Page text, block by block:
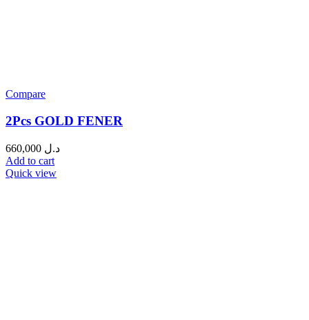
Compare
2Pcs GOLD FENER
د.ل
Add to cart
Quick view